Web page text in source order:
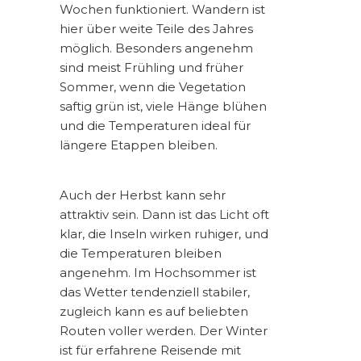
Wochen funktioniert. Wandern ist
hier über weite Teile des Jahres
möglich. Besonders angenehm
sind meist Frühling und früher
Sommer, wenn die Vegetation
saftig grün ist, viele Hänge blühen
und die Temperaturen ideal für
längere Etappen bleiben.
Auch der Herbst kann sehr
attraktiv sein. Dann ist das Licht oft
klar, die Inseln wirken ruhiger, und
die Temperaturen bleiben
angenehm. Im Hochsommer ist
das Wetter tendenziell stabiler,
zugleich kann es auf beliebten
Routen voller werden. Der Winter
ist für erfahrene Reisende mit